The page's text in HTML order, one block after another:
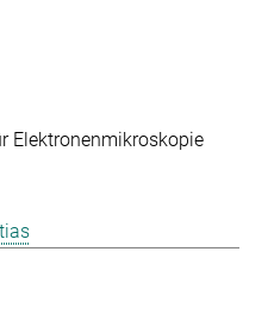
Elektronenmikroskopie